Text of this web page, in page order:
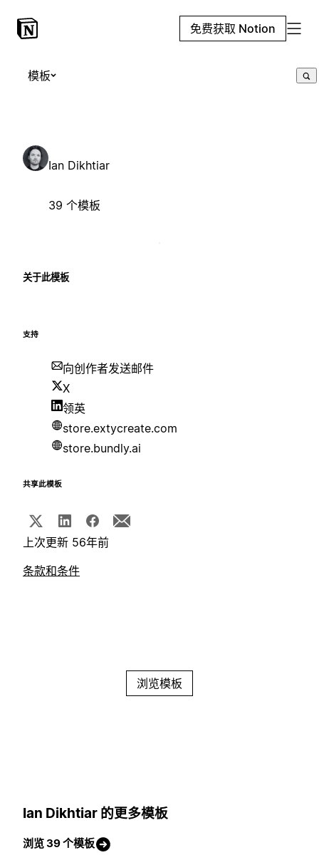
免费获取 Notion
模板
Ian Dikhtiar
39 个模板
关于此模板
支持
向创作者发送邮件
X
领英
store.extycreate.com
store.bundly.ai
共享此模板
上次更新 56年前
条款和条件
浏览模板
Ian Dikhtiar 的更多模板
浏览 39 个模板